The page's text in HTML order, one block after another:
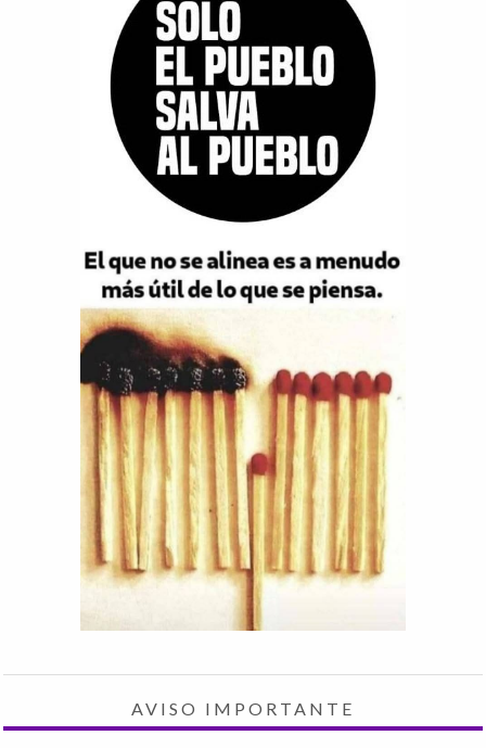
AVISO IMPORTANTE